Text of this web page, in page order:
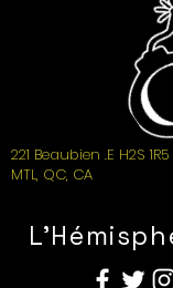
221 Beaubien .E H2S 1R5
MTL, QC, CA